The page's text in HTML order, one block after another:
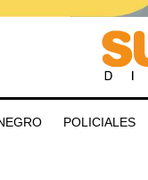
POLICIALES